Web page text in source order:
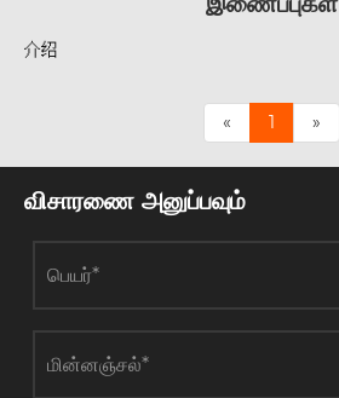
介绍
« 1 »
விசாரணை அனுப்பவும்